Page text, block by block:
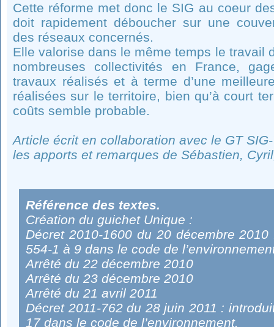
Cette réforme met donc le SIG au coeur
doit rapidement déboucher sur une
des réseaux concernés.
Elle valorise dans le même temps le travail
nombreuses collectivités en France,
travaux réalisés et à terme d’une
réalisées sur le territoire, bien qu’à court
coûts semble probable.
Article écrit en collaboration avec le GT SIG-
les apports et remarques de Sébastien,
Référence des textes.
Création du guichet Unique :
Décret 2010-1600 du 20 décembre
554-1 à 9 dans le code de
Arrêté du 22 décembre 2010
Arrêté du 23 décembre 2010
Arrêté du 21 avril 2011
Décret 2011-762 du 28 juin 2011 :
17 dans le code de l’environnement.